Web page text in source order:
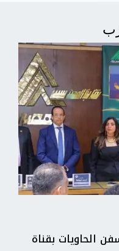
الحاويات بقناة